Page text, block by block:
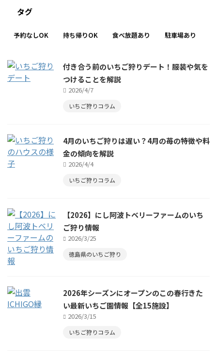
タグ
予約なしOK 持ち帰りOK 食べ放題あり 駐車場あり
付き合う前のいちご狩りデート！服装や気を
つけることを解説
2026/4/7
いちご狩りコラム
4月のいちご狩りは遅い？4月の苺の特徴や料
金の傾向を解説
2026/4/4
いちご狩りコラム
【2026】にし阿波トベリーファームのいち
ご狩り情報
2026/3/25
徳島県のいちご狩り
2026年シーズンにオープンのこの春行きた
い最新いちご園情報【全15施設】
2026/3/15
いちご狩りコラム